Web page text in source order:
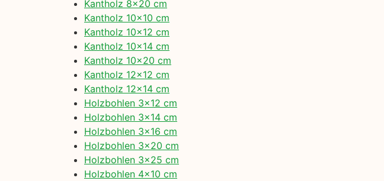
Kantholz 8×20 cm
Kantholz 10×10 cm
Kantholz 10×12 cm
Kantholz 10×14 cm
Kantholz 10×20 cm
Kantholz 12×12 cm
Kantholz 12×14 cm
Holzbohlen 3×12 cm
Holzbohlen 3×14 cm
Holzbohlen 3×16 cm
Holzbohlen 3×20 cm
Holzbohlen 3×25 cm
Holzbohlen 4×10 cm